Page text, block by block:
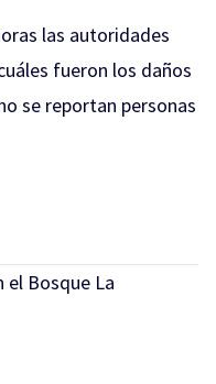
las autoridades
fueron los daños
se reportan personas
el Bosque La